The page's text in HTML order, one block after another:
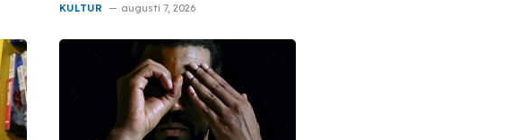
KULTUR augusti 7, 2026